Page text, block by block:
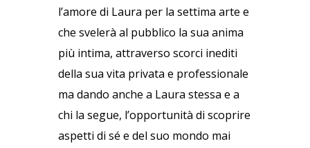
l’amore di Laura per la settima arte e
che svelerà al pubblico la sua anima
più intima, attraverso scorci inediti
della sua vita privata e professionale
ma dando anche a Laura stessa e a
chi la segue, l’opportunità di scoprire
aspetti di sé e del suo mondo mai